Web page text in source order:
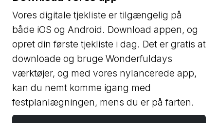
Vores digitale tjekliste er tilgængelig på
både iOS og Android. Download appen, og
opret din første tjekliste i dag. Det er gratis at
downloade og bruge Wonderfuldays
værktøjer, og med vores nylancerede app,
kan du nemt komme igang med
festplanlægningen, mens du er på farten.